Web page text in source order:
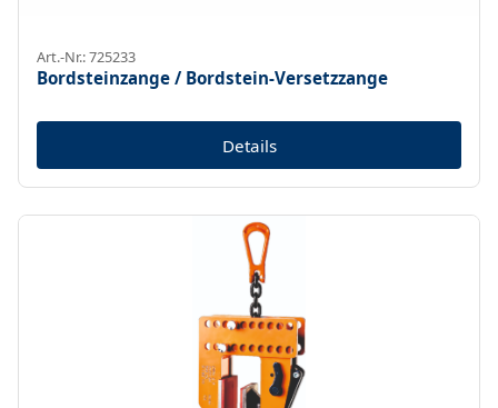
Art.-Nr.: 725233
Bordsteinzange / Bordstein-Versetzzange
Details